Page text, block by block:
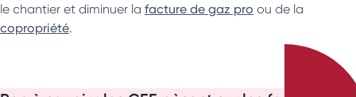
le chantier et diminuer la facture de gaz pro ou de la
copropriété.